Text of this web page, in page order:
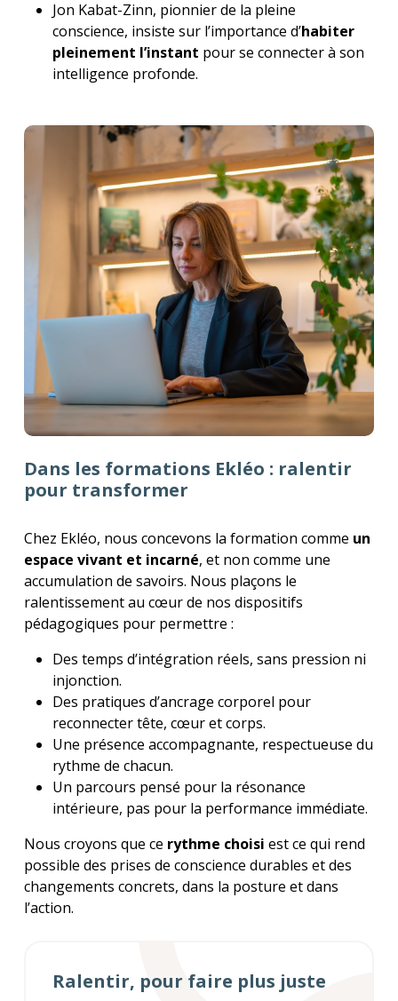
Jon Kabat-Zinn, pionnier de la pleine
conscience, insiste sur l’importance d’habiter
pleinement l’instant pour se connecter à son
intelligence profonde.
Dans les formations Ekléo : ralentir
pour transformer
Chez Ekléo, nous concevons la formation comme un
espace vivant et incarné, et non comme une
accumulation de savoirs. Nous plaçons le
ralentissement au cœur de nos dispositifs
pédagogiques pour permettre :
Des temps d’intégration réels, sans pression ni
injonction.
Des pratiques d’ancrage corporel pour
reconnecter tête, cœur et corps.
Une présence accompagnante, respectueuse du
rythme de chacun.
Un parcours pensé pour la résonance
intérieure, pas pour la performance immédiate.
Nous croyons que ce rythme choisi est ce qui rend
possible des prises de conscience durables et des
changements concrets, dans la posture et dans
l’action.
Ralentir, pour faire plus juste